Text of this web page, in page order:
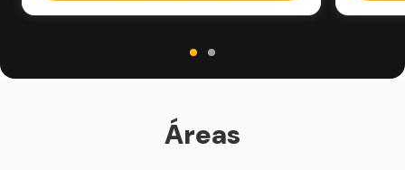
Áreas